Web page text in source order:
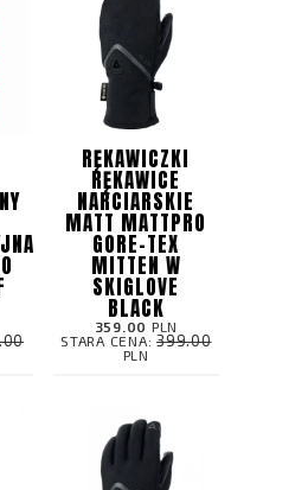
RĘKAWICZKI
RĘKAWICE
NARCIARSKIE
MATT MATTPRO
GORE-TEX
MITTEN W
SKIGLOVE
BLACK
359.00 PLN
STARA CENA: 399.00
PLN